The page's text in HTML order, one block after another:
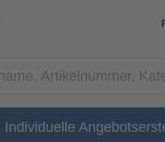
Individuelle